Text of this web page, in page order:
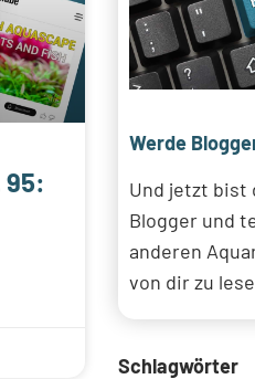
95:
Werde
Und jetzt bist
Blogger und
anderen
von dir zu
Schlagwörter